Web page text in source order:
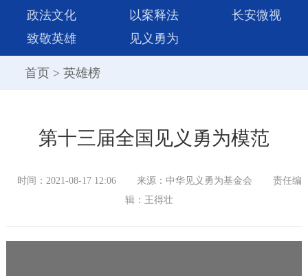
政法文化
以案释法
长安微视
致敬英雄
见义勇为
首页 > 英雄榜
第十三届全国见义勇为模范
时间：2021-08-17 12:06 来源：中华见义勇为基金会
责任编
辑：王得壮